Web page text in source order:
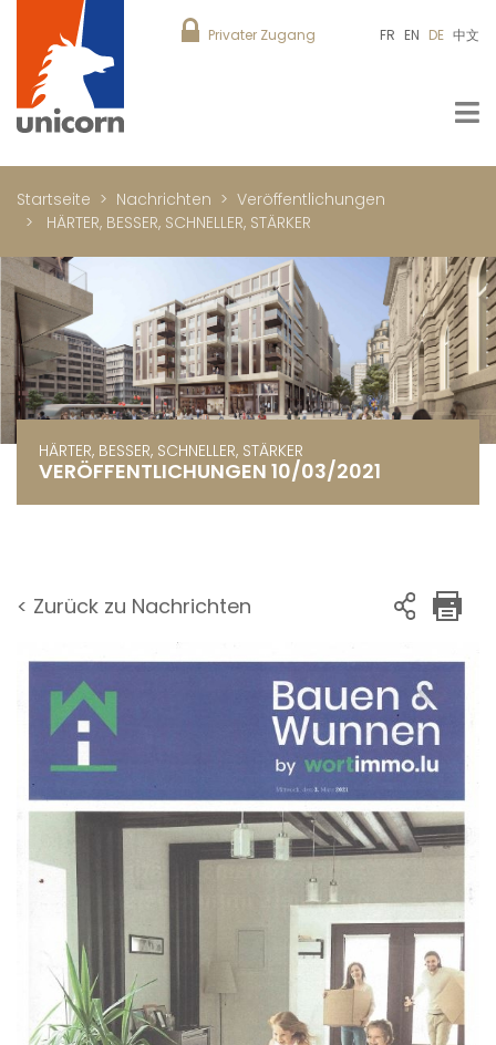
Privater Zugang FR EN DE 中文
Startseite Nachrichten
Veröffentlichungen
HÄRTER, BESSER, SCHNELLER, STÄRKER
HÄRTER, BESSER, SCHNELLER, STÄRKER
VERÖFFENTLICHUNGEN 10/03/2021
< Zurück zu Nachrichten